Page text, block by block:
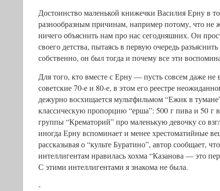
Достоинство маленькой книжечки Василия Ерну в
разнообразным причинам, например потому, что не
ничего объяснить нам про нас сегодняшних. Он
своего детства, пытаясь в первую очередь
собственно, он был тогда и почему все эти
Для того, кто вместе с Ерну — пусть совсем даже
советские 70-е и 80-е, в этом его реестре
дежурно восхищается мультфильмом “Ежик в
классическую пропорцию “ерша”: 500 г пива и 50 г
группы “Крематорий” про маленькую девочку со
иногда Ерну вспоминает и менее хрестоматийные
рассказывая о “культе Буратино”, автор сообщает,
интеллигентам нравилась хохма “Казанова — это
С этими интеллигентами я знакома не была.
-